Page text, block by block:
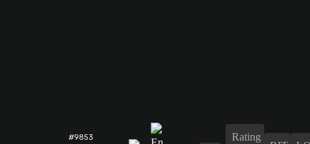
#9853
Rating